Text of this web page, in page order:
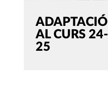
ADAPTACIÓ
AL CURS 24-
25